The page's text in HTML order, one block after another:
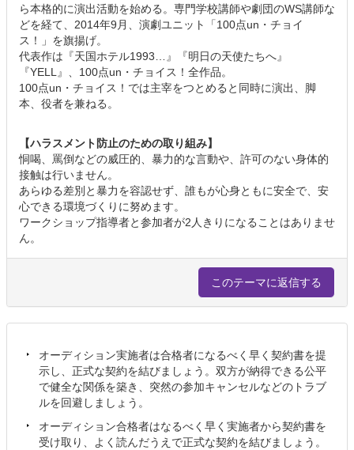
ら本格的に演出活動を始める。専門学校講師や劇団のWS講師な
どを経て、2014年9月、演劇ユニット「100点un・チョイ
ス！」を旗揚げ。
代表作は『天国ホテル1993…』『明日の天使たちへ』
『YELL』、100点un・チョイス！全作品。
100点un・チョイス！では主宰をつとめると同時に演出、脚
本、役者を兼ねる。
【ハラスメント防止のための取り組み】
恫喝、罵倒などの威圧的、暴力的な言動や、許可のない身体的
接触は行いません。
あらゆる差別と暴力を容認せず、誰もが心身ともに安全で、安
心できる環境づくりに努めます。
ワークショップ指導者と参加者が2人きりになることはありませ
ん。
このテーマに返信する
オーディション実施者は合格者になるべく早く契約書を提
示し、正式な契約を結びましょう。双方が納得できる公平
で健全な関係を築き、突然の参加キャンセルなどのトラブ
ルを回避しましょう。
オーディション合格者はなるべく早く実施者から契約書を
受け取り、よく読んだうえで正式な契約を結びましょう。